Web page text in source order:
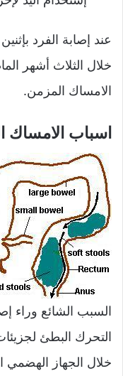
عند إصابة الفرد
خلال الثلاث أشهر
الامساك المزمن.
اسباب الامساك
السبب الشائع وراء
التحرك البطئ
خلال الجهاز